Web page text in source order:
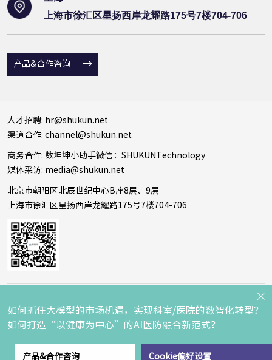
上海市徐汇区星扬西岸龙耀路175号7楼704-706
产品&合作咨询
如何抓住大模型的市场机遇，实现科室/医院的数智化转型？
如何打造“以健康为中心”的AI医防融合新范式？
产品&合作咨询 Cookie偏好设置
人才招聘: hr@shukun.net
渠道合作: channel@shukun.net
商务合作: 数坤坤小助手微信：SHUKUNTechnology
媒体采访: media@shukun.net
北京市朝阳区北辰世纪中心B座8层、9层
上海市徐汇区星扬西岸龙耀路175号7楼704-706
17055343号-1
药品医疗器械网络信息服务备案编号：(京)网药
械信息备字（2023）第00258号